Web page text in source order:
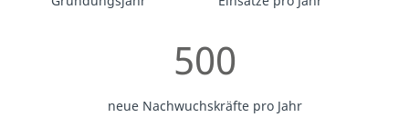
500
neue Nachwuchskräfte pro Jahr